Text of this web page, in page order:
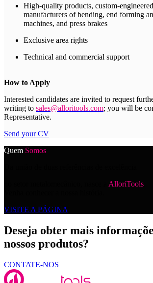
High-quality products, custom-
manufacturers of bending, end forming
machines, and press brakes
Exclusive area rights
Technical and commercial support
How to Apply
Interested candidates are invited to request
writing to sales@alloritools.com; you will be
Representative.
Send your CV
Quem Somos
AlloriTools
VISITE A PÁGINA
Deseja obter mais
nossos produtos?
CONTATE-NOS